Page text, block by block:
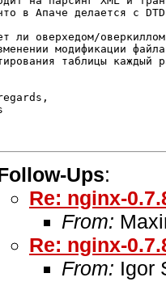
в Апаче делается с
ли оверхедом/
модификации
таблицы
Ups:
Re: nginx-
From:
Re: nginx-
From: Igor